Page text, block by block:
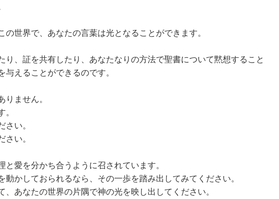
の世界で、あなたの言葉は光となることができます。
り、証を共有したり、あなたなりの方法で聖書について黙想すること
与えることができるのです。
ません。
い。
い。
と愛を分かち合うように召されています。
動かしておられるなら、その一歩を踏み出してみてください。
、あなたの世界の片隅で神の光を映し出してください。